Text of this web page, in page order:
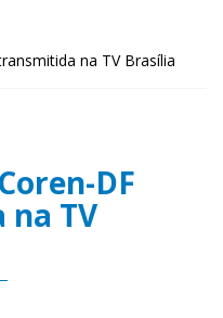
na TV Brasília
DF
TV